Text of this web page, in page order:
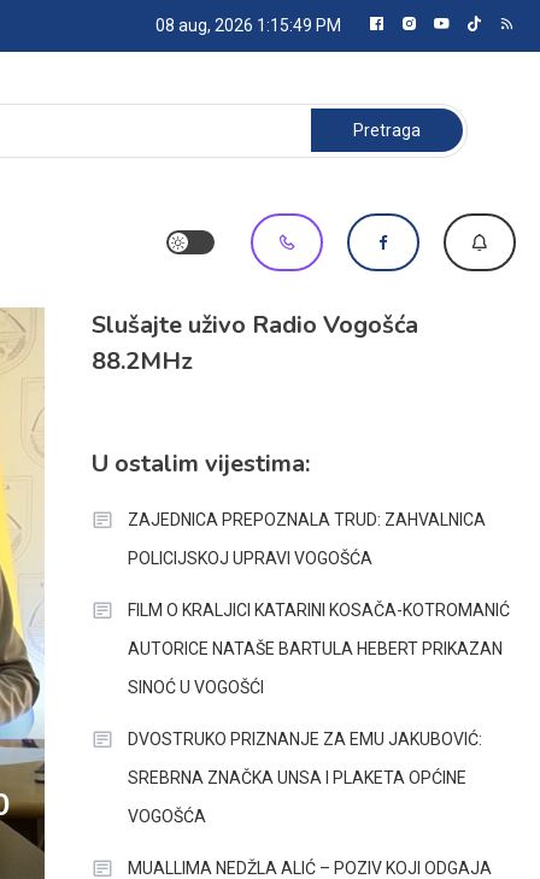
08 aug, 2026 1:15:51 PM
Pretraga:
Slušajte uživo Radio Vogošća
88.2MHz
U ostalim vijestima:
ZAJEDNICA PREPOZNALA TRUD: ZAHVALNICA
POLICIJSKOJ UPRAVI VOGOŠĆA
FILM O KRALJICI KATARINI KOSAČA-KOTROMANIĆ
AUTORICE NATAŠE BARTULA HEBERT PRIKAZAN
SINOĆ U VOGOŠĆI
DVOSTRUKO PRIZNANJE ZA EMU JAKUBOVIĆ:
SREBRNA ZNAČKA UNSA I PLAKETA OPĆINE
VOGOŠĆA
MUALLIMA NEDŽLA ALIĆ – POZIV KOJI ODGAJA